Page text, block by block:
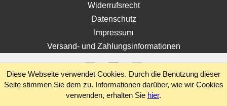
Widerrufsrecht
Datenschutz
Impressum
Versand- und Zahlungsinformationen
Diese Webseite verwendet Cookies. Durch die Benutzung dieser
Seite stimmen Sie dem zu. Informationen darüber, wie wir Cookies
verwenden, erhalten Sie hier.